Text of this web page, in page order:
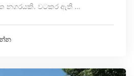
නගරයකි. වටකර ඇති …